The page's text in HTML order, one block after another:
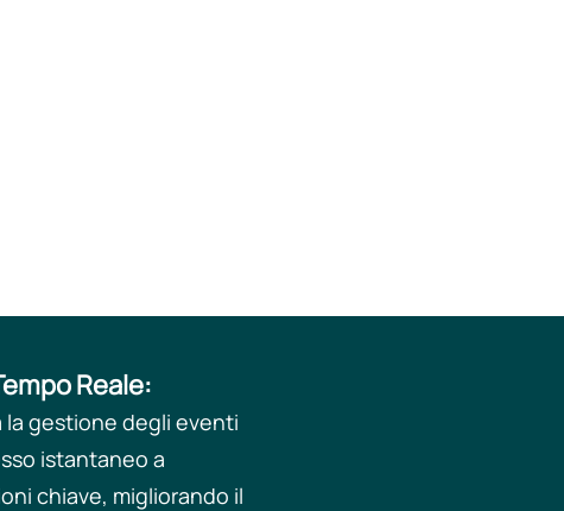
Reale:
la gestione degli eventi
istantaneo a
chiave, migliorando il